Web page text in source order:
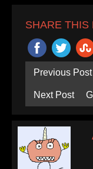
SHARE THIS
Previous Post
Next Post